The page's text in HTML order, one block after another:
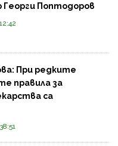
Георги Поптодоров
При редките
правила за
са